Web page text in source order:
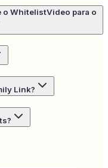
o WhitelistVideo para o
Link?